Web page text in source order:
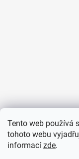
Tento web používá
tohoto webu
informací zde.